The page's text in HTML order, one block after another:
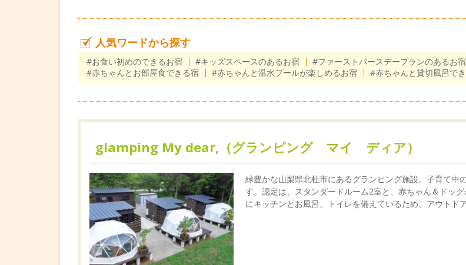
人気ワードから探す
#お食い初めのできるお宿 #キッズスペースのあるお宿 #ファーストバースデープランのあるお宿
#赤ちゃんとお部屋食できる宿
#赤ちゃんと温水プールが楽しめるお宿 #赤ちゃんと貸切風呂で
glamping My dear,（グランピング マイ ディア）
緑豊かな山梨県北杜市にあるグランピング施設。子育て
す。認定は、スタンダードルーム2室と、赤ちゃん＆ドッ
にキッチンとお風呂、トイレを備えているため、アウトド